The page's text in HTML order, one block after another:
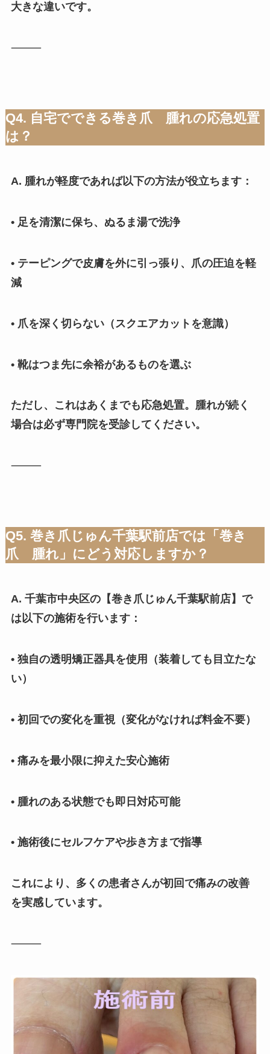
大きな違いです。
⸻
Q4. 自宅でできる巻き爪 腫れの応急処置
は？
A. 腫れが軽度であれば以下の方法が役立ちます：
• 足を清潔に保ち、ぬるま湯で洗浄
• テーピングで皮膚を外に引っ張り、爪の圧迫を軽
減
• 爪を深く切らない（スクエアカットを意識）
• 靴はつま先に余裕があるものを選ぶ
ただし、これはあくまでも応急処置。腫れが続く
場合は必ず専門院を受診してください。
⸻
Q5. 巻き爪じゅん千葉駅前店では「巻き
爪 腫れ」にどう対応しますか？
A. 千葉市中央区の【巻き爪じゅん千葉駅前店】で
は以下の施術を行います：
• 独自の透明矯正器具を使用（装着しても目立たな
い）
• 初回での変化を重視（変化がなければ料金不要）
• 痛みを最小限に抑えた安心施術
• 腫れのある状態でも即日対応可能
• 施術後にセルフケアや歩き方まで指導
これにより、多くの患者さんが初回で痛みの改善
を実感しています。
⸻